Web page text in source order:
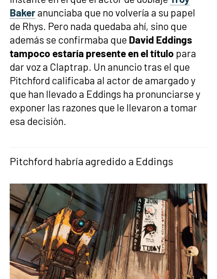
Baker anunciaba que no volvería a su papel
de Rhys. Pero nada quedaba ahí, sino que
además se confirmaba que David Eddings
tampoco estaría presente en el título para
dar voz a Claptrap. Un anuncio tras el que
Pitchford calificaba al actor de amargado y
que han llevado a Eddings ha pronunciarse y
exponer las razones que le llevaron a tomar
esa decisión.
Pitchford habría agredido a Eddings